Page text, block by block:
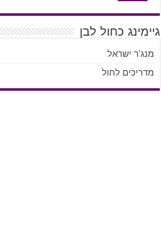
גיימינג כחול לבן
מנג'ר ישראל
מדריכים לחול